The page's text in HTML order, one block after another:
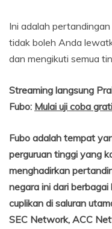
Ini adalah
tidak boleh Anda
dan mengikuti semua
Streaming langsung
Fubo: Mulai uji coba
Fubo adalah tempat
perguruan tinggi yang
menghadirkan
negara ini dari
cuplikan di saluran
SEC Network, ACC